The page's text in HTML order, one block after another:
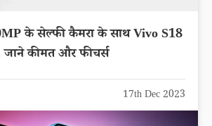
के सेल्फी कैमरा के साथ Vivo S18
जाने कीमत और फीचर्स
17th Dec 2023